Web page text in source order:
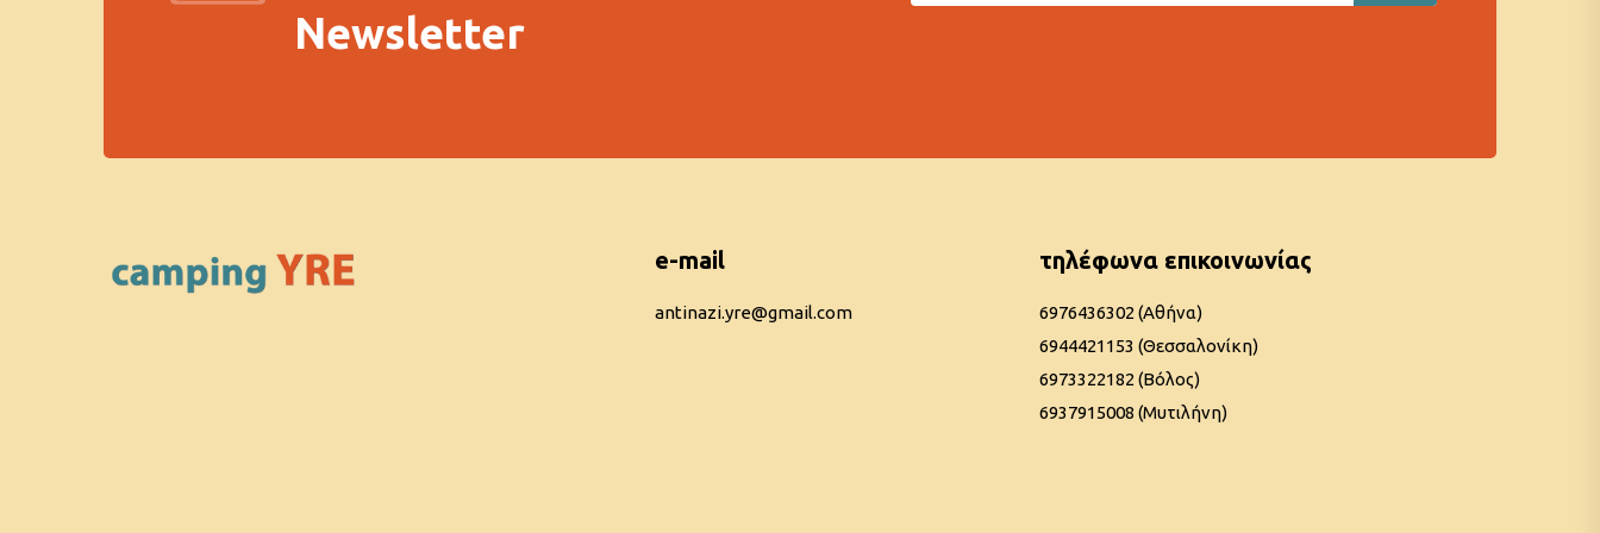
Newsletter
e-mail
antinazi.yre@gmail.com
τηλέφωνα επικοινωνίας
6976436302 (Αθήνα)
6944421153 (Θεσσαλονίκη)
6973322182 (Βόλος)
6937915008 (Μυτιλήνη)